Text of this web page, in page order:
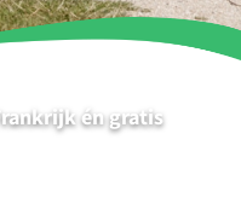
én gratis